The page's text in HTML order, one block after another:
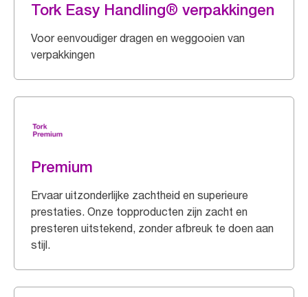
Tork Easy Handling® verpakkingen
Voor eenvoudiger dragen en weggooien van
verpakkingen
Premium
Ervaar uitzonderlijke zachtheid en superieure
prestaties. Onze topproducten zijn zacht en
presteren uitstekend, zonder afbreuk te doen aan
stijl.